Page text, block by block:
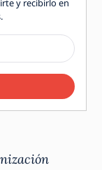
y recibirlo en